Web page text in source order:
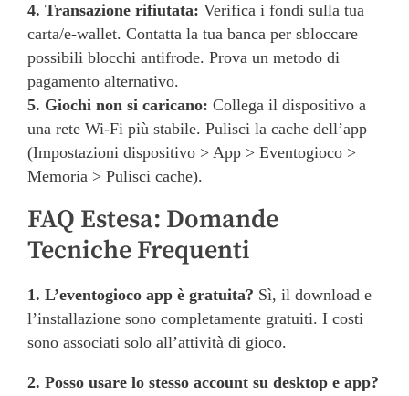
4. Transazione rifiutata: Verifica i fondi sulla tua
carta/e-wallet. Contatta la tua banca per sbloccare
possibili blocchi antifrode. Prova un metodo di
pagamento alternativo.
5. Giochi non si caricano: Collega il dispositivo a
una rete Wi-Fi più stabile. Pulisci la cache dell’app
(Impostazioni dispositivo > App > Eventogioco >
Memoria > Pulisci cache).
FAQ Estesa: Domande
Tecniche Frequenti
1. L’eventogioco app è gratuita? Sì, il download e
l’installazione sono completamente gratuiti. I costi
sono associati solo all’attività di gioco.
2. Posso usare lo stesso account su desktop e app?